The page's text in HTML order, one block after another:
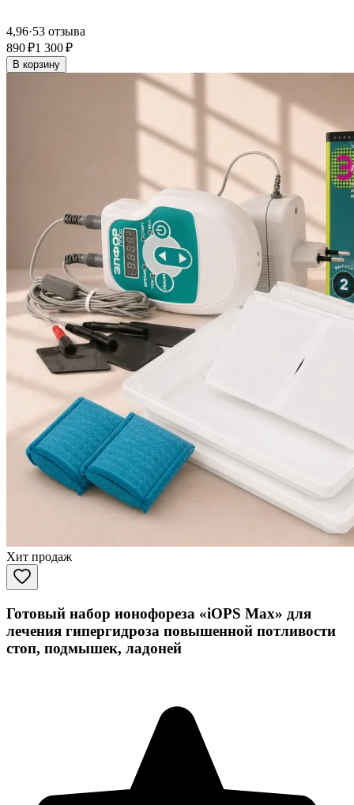
4,96·53 отзыва
890 ₽1 300 ₽
В корзину
Хит продаж
Готовый набор ионофореза «iOPS Max» для
лечения гипергидроза повышенной потливости
стоп, подмышек, ладоней